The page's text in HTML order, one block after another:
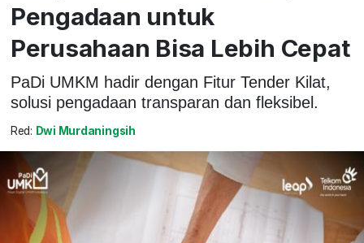
Pengadaan untuk
Perusahaan Bisa Lebih Cepat
PaDi UMKM hadir dengan Fitur Tender Kilat,
solusi pengadaan transparan dan fleksibel.
Red: Dwi Murdaningsih